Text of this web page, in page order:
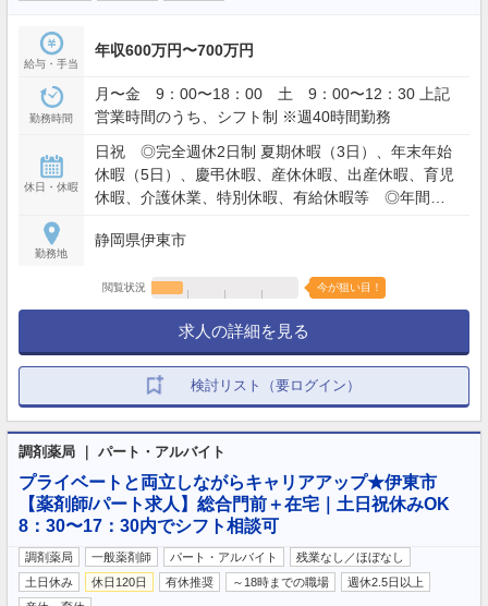
給与・手当
年収600万円〜700万円
勤務時間
月〜金 9：00〜18：00 土 9：00〜12：30 上記
営業時間のうち、シフト制 ※週40時間勤務
休日・休暇
日祝 ◎完全週休2日制 夏期休暇（3日）、年末年始
休暇（5日）、慶弔休暇、産休休暇、出産休暇、育児
休暇、介護休業、特別休暇、有給休暇等 ◎年間休
勤務地
静岡県伊東市
閲覧状況 今が狙い目！
求人の詳細を見る
検討リスト（要ログイン）
調剤薬局 ｜ パート・アルバイト
プライベートと両立しながらキャリアアップ★伊東市
【薬剤師/パート求人】総合門前＋在宅｜土日祝休みOK
8：30〜17：30内でシフト相談可
調剤薬局 一般薬剤師 パート・アルバイト
残業なし／ほぼなし
土日休み
休日120日 有休推奨 ～18時までの職場
週休2.5日以上